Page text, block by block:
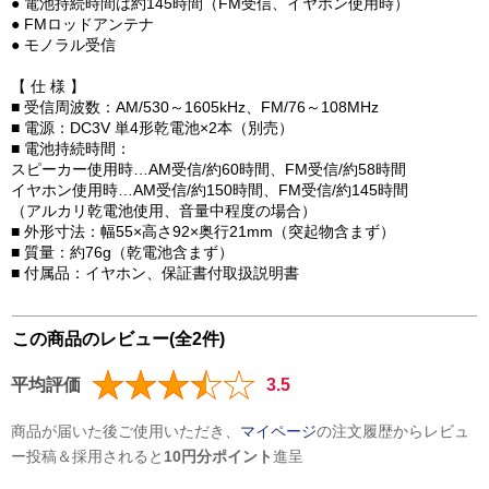
● FMロッドアンテナ
● モノラル受信
【 仕 様 】
■ 受信周波数：AM/530～1605kHz、FM/76～108MHz
■ 電源：DC3V 単4形乾電池×2本（別売）
■ 電池持続時間：
スピーカー使用時…AM受信/約60時間、FM受信/約58時間
イヤホン使用時…AM受信/約150時間、FM受信/約145時間
（アルカリ乾電池使用、音量中程度の場合）
■ 外形寸法：幅55×高さ92×奥行21mm（突起物含まず）
■ 質量：約76g（乾電池含まず）
■ 付属品：イヤホン、保証書付取扱説明書
この商品のレビュー(全2件)
平均評価 3.5
商品が届いた後ご使用いただき、 マイページの注文履歴からレビュ
ー投稿＆採用されると 10円分ポイント進呈